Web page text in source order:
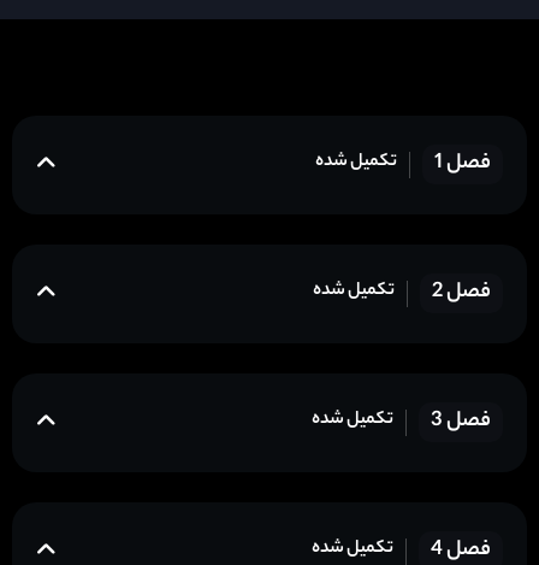
فصل 1 تکمیل شده
فصل 2 تکمیل شده
فصل 3 تکمیل شده
فصل 4 تکمیل شده